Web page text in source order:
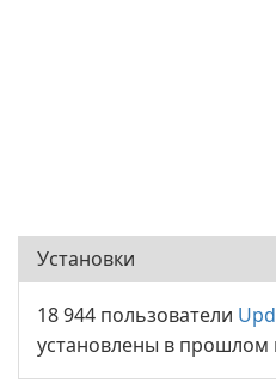
Установки
18 944 пользователи
установлены в прошлом